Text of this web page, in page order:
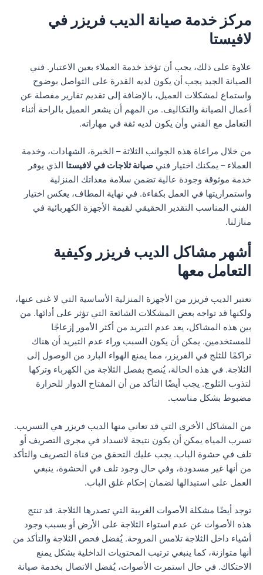
مركز خدمة صيانة الديب فريزر في
لافيستا
علاوة على ذلك، يجب أن تؤخذ خدمة العملاء بعين الاعتبار. فني
الصيانة الجيد يجب أن يكون لديه القدرة على التواصل بوضوح
واستماع لمشكلات العميل، بالإضافة إلى تقديم تقارير مفصلة عن
أعمال الصيانة والتكاليف. من المهم أن يشعر العميل بالراحة أثناء
التعامل مع الفني وأن يكون لديه ثقة في مهاراته.
من خلال مراعاة هذه الجوانب الثلاثة – الخبرة، الشهادات، وخدمة
العملاء – يمكنك اختيار فني صيانة ثلاجات في لافيستا الذي يوفر
خدمة موثوقة وجودة عالية تضمن سلامة معداتك المنزلية
واستمراريتها في العمل بكفاءة. في نهاية المطاف، يعكس اختيار
الفني المناسب التقدير الحقيقي لقيمة الأجهزة الكهربائية في
منازلنا.
أشهر مشاكل الديب فريزر وكيفية
التعامل معها
تعتبر الديب فريزر من الأجهزة المنزلية الأساسية التي لا غنى عنها،
ولكنها قد تواجه بعض المشكلات الشائعة التي تؤثر على أدائها. من
بين هذه المشاكل، يعد عدم التبريد من أكثر الأمور إزعاجًا
للمستخدمين. يمكن أن يكون السبب وراء عدم التبريد أن هناك
تراكمًا للثلج في الفريزر، مما يمنع الهواء البارد من الوصول إلى
الثلاجة. في هذه الحالة، يُنصح بفصل الثلاجة من الكهرباء وتركها
لتذوب الثلوج. يجب أيضًا التأكد من أن المفتاح الدوار للحرارة
مضبوط بشكل مناسب.
من المشاكل الأخرى التي قد تعاني منها الديب فريزر هي التسريب.
تسرب المياه يمكن أن يكون نتيجة لانسداد في مجرى التصريف أو
تلف في حشوة الباب. يجب عليك التحقق من قناة التصريف والتأكد
من أنها غير مسدودة، وفي حال وجود تلف في الحشوة، ينبغي
العمل على استبدالها لضمان إحكام غلق الباب.
توجد أيضًا مشكلة الأصوات الغريبة التي تصدرها الثلاجة. قد تنتج
هذه الأصوات عن عدم استواء الثلاجة على الأرض أو بسبب وجود
أشياء داخل الثلاجة تلامس المروحة. يُفضل فحص الثلاجة والتأكد من
أنها متوازنة، كما ينبغي ترتيب المحتويات الداخلية بشكل يمنع
الاحتكاك. في حال استمرت الأصوات، يُفضل الاتصال بخدمة صيانة